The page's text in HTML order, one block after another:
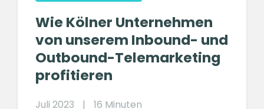
Wie Kölner Unternehmen
von unserem Inbound- und
Outbound-Telemarketing
profitieren
Juli 2023 | 16 Minuten